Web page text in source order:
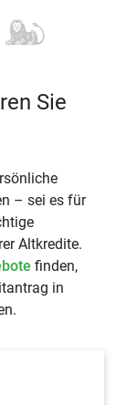
Sie
– sei es für
Altkredite.
finden,
in